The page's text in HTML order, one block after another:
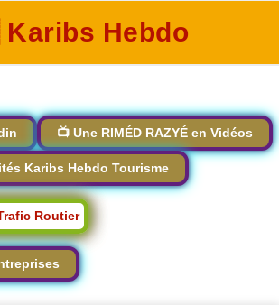
Hebdo
📺 Une RIMÉD RAZYÉ en Vidéos
Karibs Hebdo Tourisme
Routier